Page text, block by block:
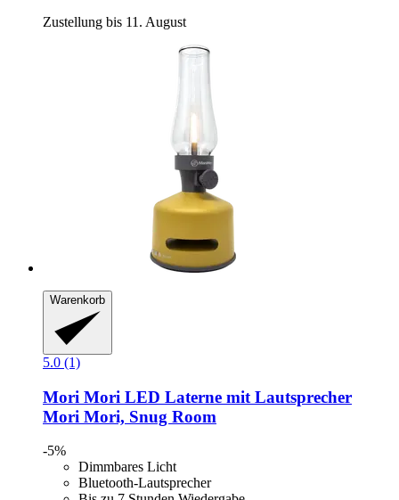
Zustellung bis 11. August
Warenkorb
5.0 (1)
Mori Mori LED Laterne mit Lautsprecher
Mori Mori, Snug Room
-5%
Dimmbares Licht
Bluetooth-Lautsprecher